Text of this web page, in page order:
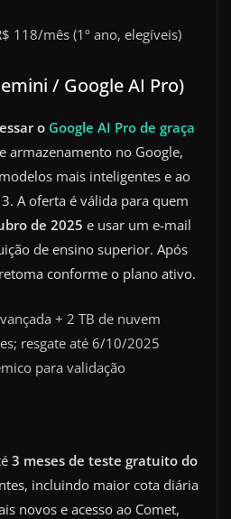
118/mês (1º ano, elegíveis)
/ Google AI Pro)
o Google AI Pro de graça
armazenamento no Google,
mais inteligentes e ao
A oferta é válida para quem
de 2025 e usar um e-mail
de ensino superior. Após
conforme o plano ativo.
+ 2 TB de nuvem
resgate até 6/10/2025
para validação
3 meses de teste gratuito do
incluindo maior cota diária
novos e acesso ao Comet,